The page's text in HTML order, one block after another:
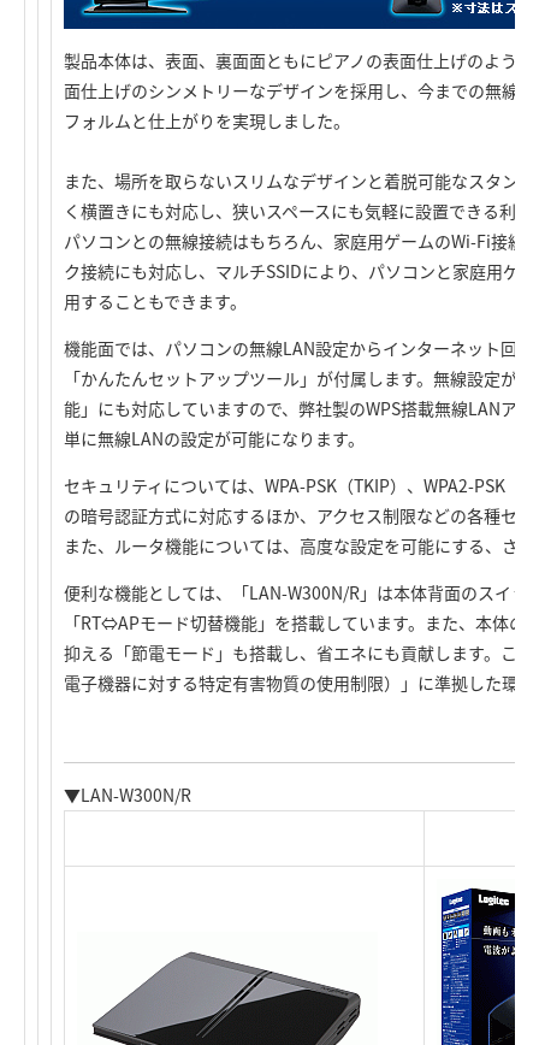
製品本体は、表面、裏面面ともにピアノの表面仕上げのよう
面仕上げのシンメトリーなデザインを採用し、今までの無線
フォルムと仕上がりを実現しました。
また、場所を取らないスリムなデザインと着脱可能なスタン
く横置きにも対応し、狭いスペースにも気軽に設置できる利
パソコンとの無線接続はもちろん、家庭用ゲームのWi-Fi接続
ク接続にも対応し、マルチSSIDにより、パソコンと家庭用ゲ
用することもできます。
機能面では、パソコンの無線LAN設定からインターネット回
「かんたんセットアップツール」が付属します。無線設定が
能」にも対応していますので、弊社製のWPS搭載無線LANア
単に無線LANの設定が可能になります。
セキュリティについては、WPA-PSK（TKIP）、WPA2-PSK（
の暗号認証方式に対応するほか、アクセス制限などの各種セ
また、ルータ機能については、高度な設定を可能にする、さ
便利な機能としては、「LAN-W300N/R」は本体背面のスイッ
「RT⇔APモード切替機能」を搭載しています。また、本体の
抑える「節電モード」も搭載し、省エネにも貢献します。こ
電子機器に対する特定有害物質の使用制限）」に準拠した環
▼LAN-W300N/R